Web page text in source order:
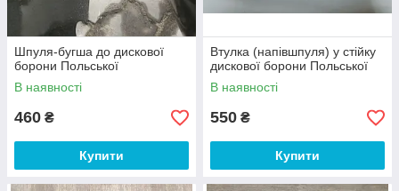
Шпуля-бугша до дискової
борони Польської
В наявності
460 ₴
Купити
Втулка (напівшпуля) у стійку
дискової борони Польської
В наявності
550 ₴
Купити